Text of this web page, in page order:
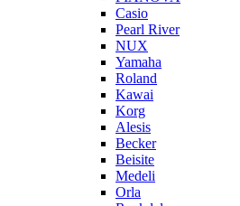
Casio
Pearl River
NUX
Yamaha
Roland
Kawai
Korg
Alesis
Becker
Beisite
Medeli
Orla